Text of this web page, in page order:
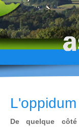
TOURISME
HISTOIRE
L'oppidum
De quelque